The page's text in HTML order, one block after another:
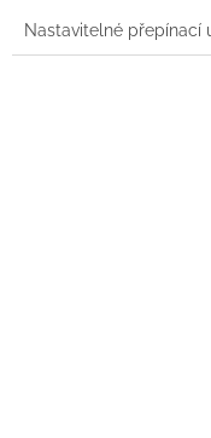
Nastavitelné přepínací